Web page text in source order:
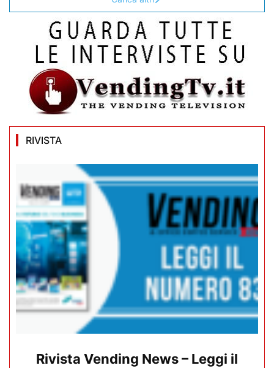
RIVISTA
Rivista Vending News – Leggi il